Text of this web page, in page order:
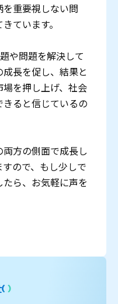
重要視しない問
ています。
や問題を解決して
長を促し、結果と
を押し上げ、社会
ると信じているの
方の側面で成長し
ので、もし少しで
ら、お気軽に声を